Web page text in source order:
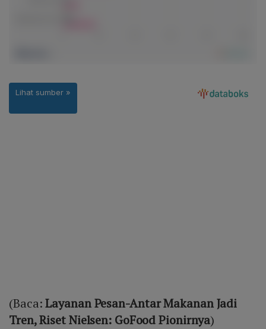
(Baca:Layanan Pesan-Antar Makanan Jadi
Tren, Riset Nielsen: GoFood Pionirnya)